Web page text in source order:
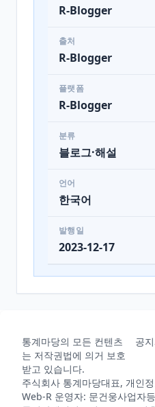
R-Blogger
출처
R-Blogger
플랫폼
R-Blogger
분류
블로그·해설
언어
한국어
발행일
2023-12-17
통계마당의 모든 컨텐츠
는 저작권법에 의거 보호
받고 있습니다.
공
주식회사 통계마당대표, 개인
Web-R 운영자: 문건웅사업자